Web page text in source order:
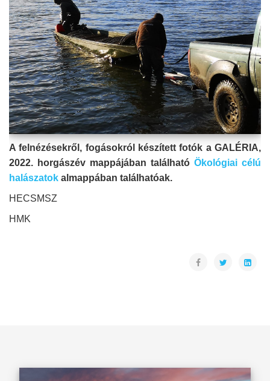
A felnézésekről, fogásokról készített fotók a GALÉRIA,
2022. horgászév mappájában található Ökológiai célú
halászatok almappában találhatóak.
HECSMSZ
HMK